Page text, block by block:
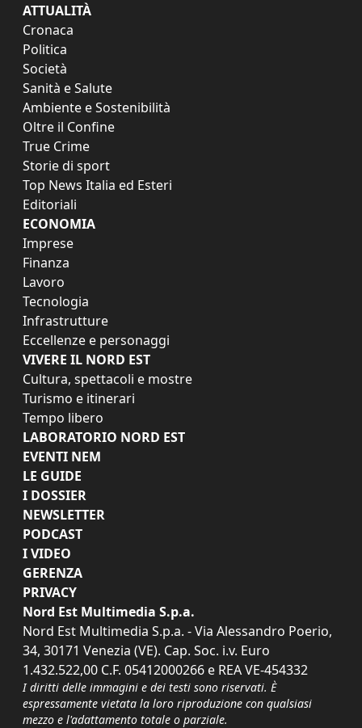
ATTUALITÀ
Cronaca
Politica
Società
Sanità e Salute
Ambiente e Sostenibilità
Oltre il Confine
True Crime
Storie di sport
Top News Italia ed Esteri
Editoriali
ECONOMIA
Imprese
Finanza
Lavoro
Tecnologia
Infrastrutture
Eccellenze e personaggi
VIVERE IL NORD EST
Cultura, spettacoli e mostre
Turismo e itinerari
Tempo libero
LABORATORIO NORD EST
EVENTI NEM
LE GUIDE
I DOSSIER
NEWSLETTER
PODCAST
I VIDEO
GERENZA
PRIVACY
Nord Est Multimedia S.p.a.
Nord Est Multimedia S.p.a. - Via Alessandro Poerio,
34, 30171 Venezia (VE). Cap. Soc. i.v. Euro
1.432.522,00 C.F. 05412000266 e REA VE-454332
I diritti delle immagini e dei testi sono riservati. È
espressamente vietata la loro riproduzione con qualsiasi
mezzo e l'adattamento totale o parziale.